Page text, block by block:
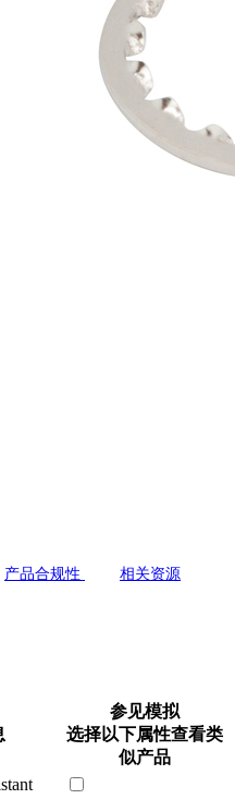
产品合规性
相关资源
参见模拟
选择以下属性查看类
似产品